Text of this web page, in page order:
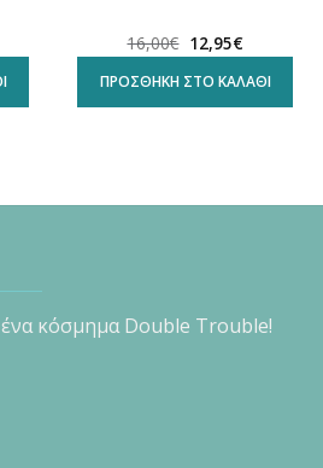
16,00€ Original
price
was:
16,00€.
12,95€Η
τρέχουσα
τιμή
είναι:
12,95€.
ΠΡΟΣΘΉΚΗ ΣΤΟ ΚΑΛΆΘΙ
ένα κόσμημα Double Trouble!